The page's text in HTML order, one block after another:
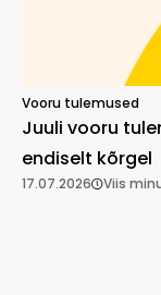
Vooru tulemused
Juuli vooru
endiselt kõrgel
17.07.2026 Viis